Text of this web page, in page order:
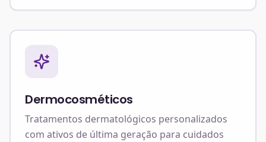
Dermocosméticos
Tratamentos dermatológicos personalizados
com ativos de última geração para cuidados